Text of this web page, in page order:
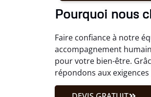
Pourquoi nous
Faire confiance à notre
accompagnement
pour votre bien-être.
répondons aux